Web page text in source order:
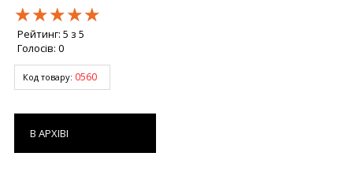
★★★★★
★★★★★
★★★★★
Рейтинг: 5 з 5
Голосів: 0
Код товару: 0560
В АРХІВІ